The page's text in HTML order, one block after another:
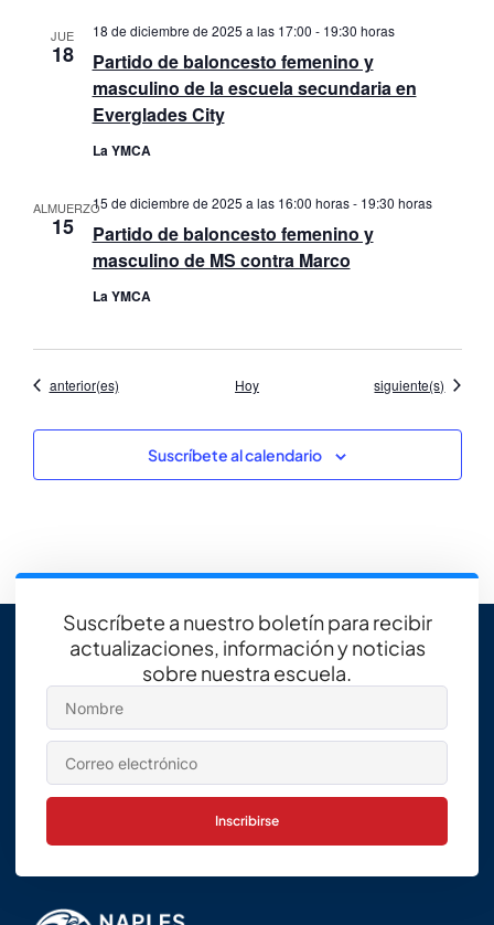
JUE
18
Partido de baloncesto femenino y
masculino de la escuela secundaria en
Everglades City
18 de diciembre de 2025 a las 17:00 - 19:30 horas
La YMCA
ALMUERZO
15
Partido de baloncesto femenino y
masculino de MS contra Marco
15 de diciembre de 2025 a las 16:00 horas- 19:30 horas
La YMCA
Eventos
anterior(es) Hoy Eventos
siguiente(s)
Suscríbete al calendario
Suscríbete a nuestro boletín para recibir
actualizaciones, información y noticias
sobre nuestra escuela.
Inscribirse